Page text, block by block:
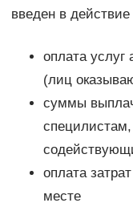
введен в
оплата услуг
(лиц
суммы
оплата
месте